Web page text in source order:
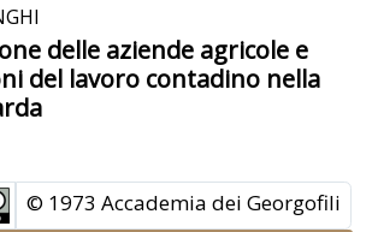
delle aziende agricole e
del lavoro contadino nella
© 1973 Accademia dei Georgofili